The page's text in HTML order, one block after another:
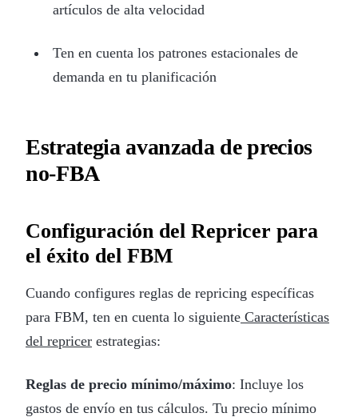
artículos de alta velocidad
Ten en cuenta los patrones estacionales de
demanda en tu planificación
Estrategia avanzada de precios
no-FBA
Configuración del Repricer para
el éxito del FBM
Cuando configures reglas de repricing específicas
para FBM, ten en cuenta lo siguiente Características
del repricer estrategias:
Reglas de precio mínimo/máximo: Incluye los
gastos de envío en tus cálculos. Tu precio mínimo